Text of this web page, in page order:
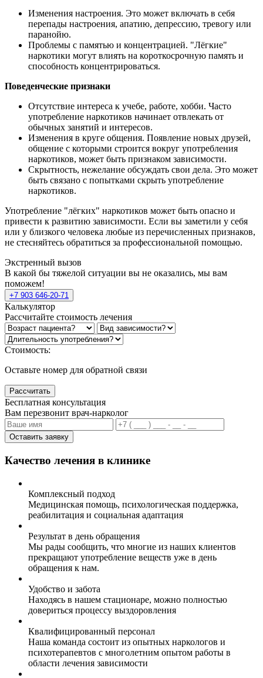
Изменения настроения. Это может включать в себя
перепады настроения, апатию, депрессию, тревогу или
паранойю.
Проблемы с памятью и концентрацией. "Лёгкие"
наркотики могут влиять на короткосрочную память и
способность концентрироваться.
Поведенческие признаки
Отсутствие интереса к учебе, работе, хобби. Часто
употребление наркотиков начинает отвлекать от
обычных занятий и интересов.
Изменения в круге общения. Появление новых друзей,
общение с которыми строится вокруг употребления
наркотиков, может быть признаком зависимости.
Скрытность, нежелание обсуждать свои дела. Это может
быть связано с попытками скрыть употребление
наркотиков.
Употребление "лёгких" наркотиков может быть опасно и
привести к развитию зависимости. Если вы заметили у себя
или у близкого человека любые из перечисленных признаков,
не стесняйтесь обратиться за профессиональной помощью.
Экстренный вызов
В какой бы тяжелой ситуации вы не оказались, мы вам
поможем!
+7 903 646-20-71
Калькулятор
Рассчитайте стоимость лечения
Стоимость:
Оставьте номер для обратной связи
Рассчитать
Бесплатная консультация
Вам перезвонит врач-нарколог
Оставить заявку
Качество лечения в клинике
Комплексный подход
Медицинская помощь, психологическая поддержка,
реабилитация и социальная адаптация
Результат в день обращения
Мы рады сообщить, что многие из наших клиентов
прекращают употребление веществ уже в день
обращения к нам.
Удобство и забота
Находясь в нашем стационаре, можно полностью
довериться процессу выздоровления
Квалифицированный персонал
Наша команда состоит из опытных наркологов и
психотерапевтов с многолетним опытом работы в
области лечения зависимости